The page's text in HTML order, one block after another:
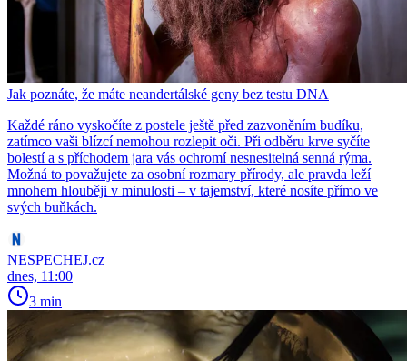
Jak poznáte, že máte neandertálské geny bez testu DNA
Každé ráno vyskočíte z postele ještě před zazvoněním budíku,
zatímco vaši blízcí nemohou rozlepit oči. Při odběru krve syčíte
bolestí a s příchodem jara vás ochromí nesnesitelná senná rýma.
Možná to považujete za osobní rozmary přírody, ale pravda leží
mnohem hlouběji v minulosti – v tajemství, které nosíte přímo ve
svých buňkách.
NESPECHEJ.cz
dnes, 11:00
3 min